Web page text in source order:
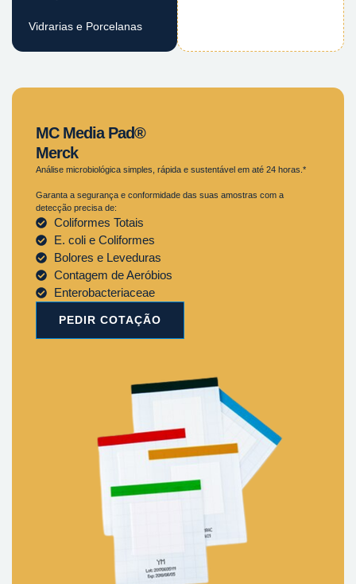
Vidrarias e Porcelanas
MC Media Pad®
Merck
Análise microbiológica simples, rápida e sustentável em até 24 horas.*
Garanta a segurança e conformidade das suas amostras com a
detecção precisa de:
Coliformes Totais
E. coli e Coliformes
Bolores e Leveduras
Contagem de Aeróbios
Enterobacteriaceae
PEDIR COTAÇÃO